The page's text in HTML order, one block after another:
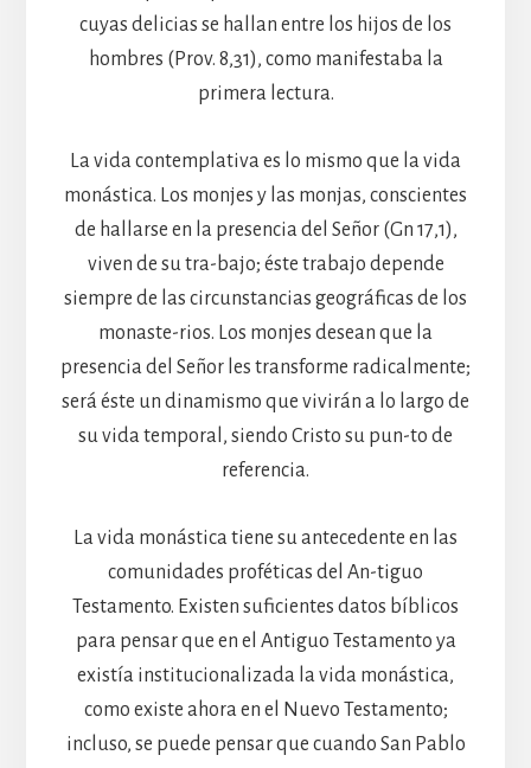
cuyas delicias se hallan entre los hijos de los
hombres (Prov. 8,31), como manifestaba la
primera lectura.
La vida contemplativa es lo mismo que la vida
monástica. Los monjes y las monjas, conscientes
de hallarse en la presencia del Señor (Gn 17,1),
viven de su tra-bajo; éste trabajo depende
siempre de las circunstancias geográficas de los
monaste-rios. Los monjes desean que la
presencia del Señor les transforme radicalmente;
será éste un dinamismo que vivirán a lo largo de
su vida temporal, siendo Cristo su pun-to de
referencia.
La vida monástica tiene su antecedente en las
comunidades proféticas del An-tiguo
Testamento. Existen suficientes datos bíblicos
para pensar que en el Antiguo Testamento ya
existía institucionalizada la vida monástica,
como existe ahora en el Nuevo Testamento;
incluso, se puede pensar que cuando San Pablo